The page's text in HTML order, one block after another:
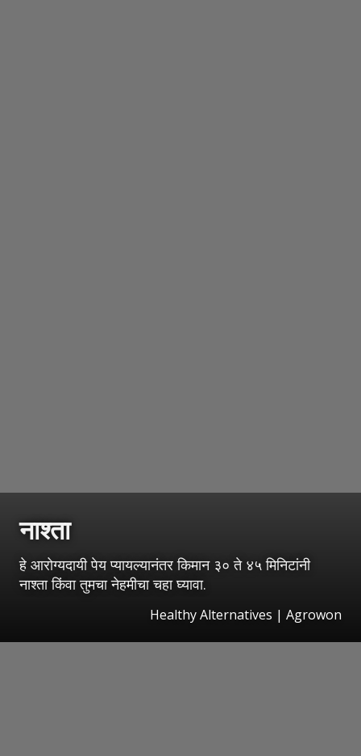
नाश्ता
हे आरोग्यदायी पेय प्यायल्यानंतर किमान ३० ते ४५ मिनिटांनी
नाश्ता किंवा तुमचा नेहमीचा चहा घ्यावा.
Healthy Alternatives | Agrowon